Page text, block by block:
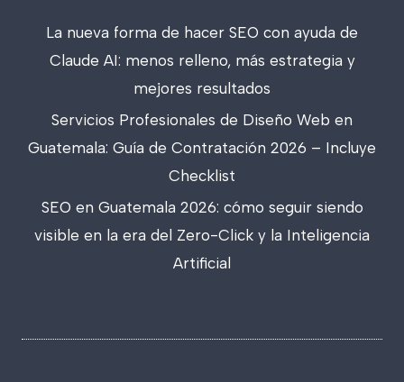
La nueva forma de hacer SEO con ayuda de
Claude AI: menos relleno, más estrategia y
mejores resultados
Servicios Profesionales de Diseño Web en
Guatemala: Guía de Contratación 2026 – Incluye
Checklist
SEO en Guatemala 2026: cómo seguir siendo
visible en la era del Zero-Click y la Inteligencia
Artificial